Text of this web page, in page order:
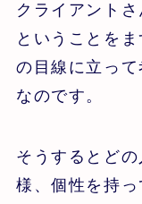
クライアント
ということを
の目線に立っ
なのです。
そうするとど
様、個性を持